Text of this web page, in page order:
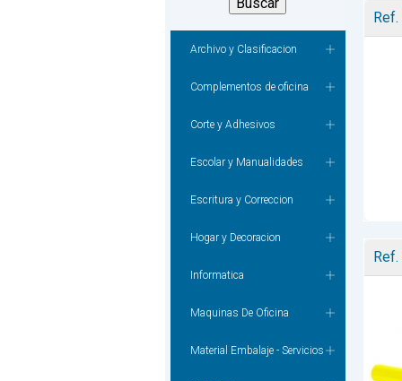
Archivo y Clasificacion
Complementos de oficina
Corte y Adhesivos
Escolar y Manualidades
Escritura y Correccion
Hogar y Decoracion
Informatica
Maquinas De Oficina
Material Embalaje - Servicios
Ref.
Ref.